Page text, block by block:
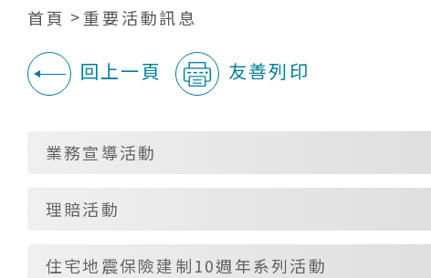
首頁 重要活動訊息
回上一頁 友善列印
業務宣導活動
理賠活動
住宅地震保險建制10週年系列活動